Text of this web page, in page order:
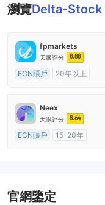
瀏覽Delta-Stock
fpmarkets
天眼評分 8.88
ECN賬戶
20年以上
主標MT4
Neex
天眼評分 8.64
ECN賬戶
15-20年
官網鑒定